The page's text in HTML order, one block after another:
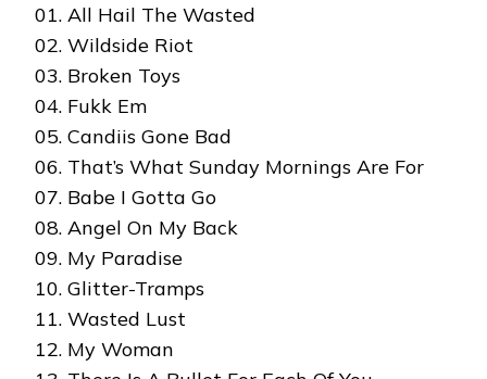
01. All Hail The Wasted
02. Wildside Riot
03. Broken Toys
04. Fukk Em
05. Candiis Gone Bad
06. That’s What Sunday Mornings Are For
07. Babe I Gotta Go
08. Angel On My Back
09. My Paradise
10. Glitter-Tramps
11. Wasted Lust
12. My Woman